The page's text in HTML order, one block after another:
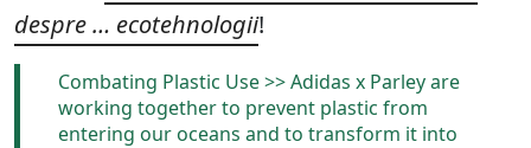
despre … ecotehnologii!
Combating Plastic Use >> Adidas x Parley are
working together to prevent plastic from
entering our oceans and to transform it into